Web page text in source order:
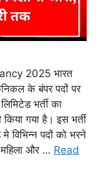
2025 भारत
के बंपर पदों पर
भर्ती का
गया है। इस भर्ती
विभिन्न पदों को भरने
महिला और … Read